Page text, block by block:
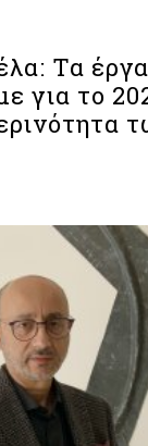
Τα
για το